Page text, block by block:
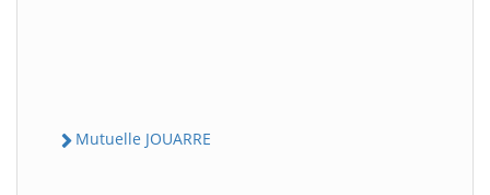
Mutuelle JOUARRE